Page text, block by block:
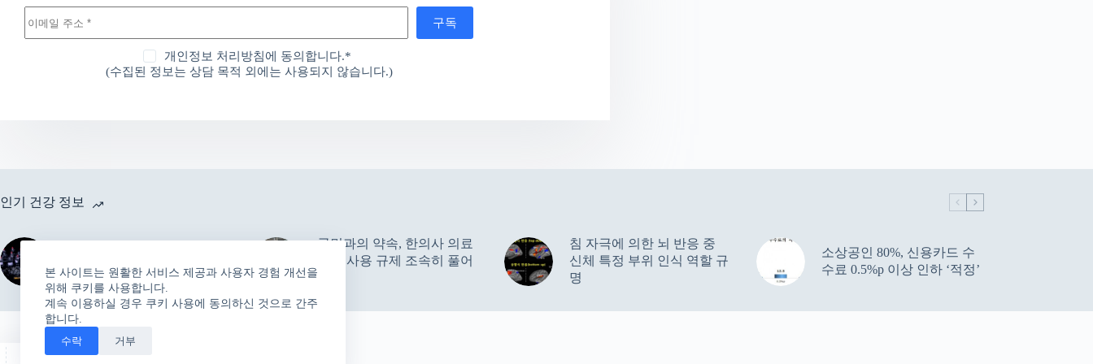
본 사이트는 원활한 서비스 제공과 사용자 경험 개선을
위해 쿠키를 사용합니다.
계속 이용하실 경우 쿠키 사용에 동의하신 것으로 간주
합니다.
수락 거부
구독
개인정보 처리방침에 동의합니다.*
(수집된 정보는 상담 목적 외에는 사용되지 않습니다.)
인기 건강 정보
간염 감염에 영향 없다”
국민과의 약속, 한의사 의료
기기 사용 규제 조속히 풀어
달라
침 자극에 의한 뇌 반응 중
신체 특정 부위 인식 역할 규
명
소상공인 80%, 신용카드 수
수료 0.5%p 이상 인하 ‘적정’